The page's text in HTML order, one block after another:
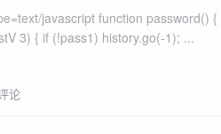
{ var testV = 1; var pass1 =
prompt( 请输入密码 , ); while (testV 3) { if (!pass1) history.go(-1); ...
论